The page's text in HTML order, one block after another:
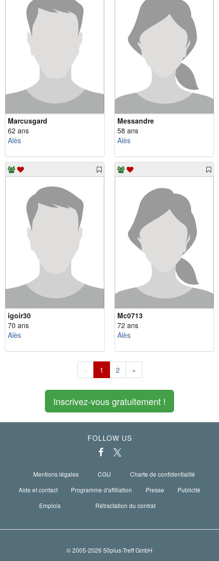
Marcusgard
62 ans
Alès
Messandre
58 ans
Alès
igoir30
70 ans
Alès
Mc0713
72 ans
Alès
« 1 2 »
Inscrivez-vous gratuitement !
FOLLOW US
Mentions légales CGU
Charte de confidentialité
Aide et contact
Programme d'affiliation Presse
Publicité
Emplois
Rétractation du contrat
© 2005-2026 50plus-Treff GmbH